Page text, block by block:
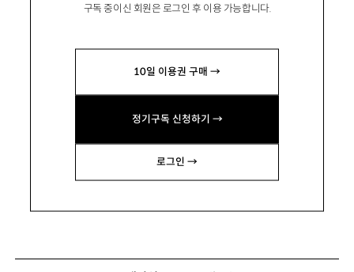
구독 중이신 회원은 로그인 후 이용 가능합니다.
10일 이용권 구매 →
정기구독 신청하기 →
로그인 →